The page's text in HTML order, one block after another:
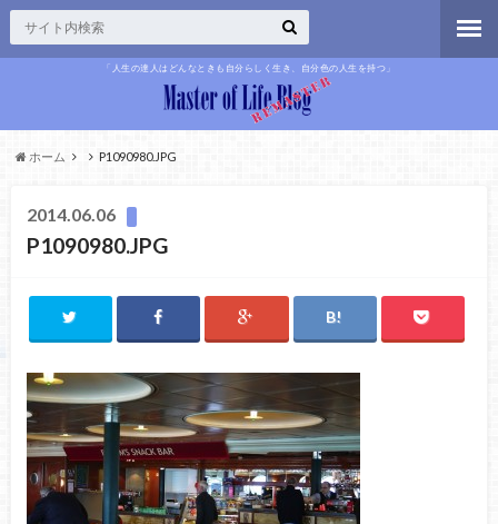
「人生の達人はどんなときも自分らしく生き、自分色の人生を持つ」
ホーム P1090980.JPG
2014.06.06
P1090980.JPG